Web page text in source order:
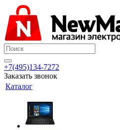
+7(495)134-7272
Заказать звонок
Каталог